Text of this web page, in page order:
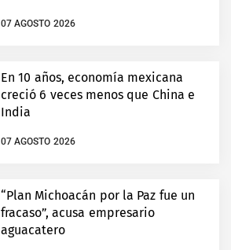
07 AGOSTO 2026
En 10 años, economía mexicana
creció 6 veces menos que China e
India
07 AGOSTO 2026
“Plan Michoacán por la Paz fue un
fracaso”, acusa empresario
aguacatero